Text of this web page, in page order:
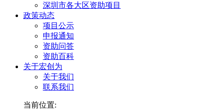
深圳市各大区资助项目
政策动态
项目公示
申报通知
资助问答
资助百科
关于宏创为
关于我们
联系我们
当前位置: